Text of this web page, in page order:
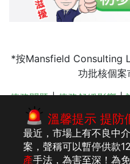
*按Mansfield Consulting
功批核個案
債務問題|債務舒緩影響|
破產後的生活|轉按清債
港
溫馨提示 提防
最近，市場上有不良中
案，聲稱可以暫停供款
產手法，為害至深！為